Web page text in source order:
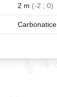
2 m (-2 ; 0)
Carbonatice